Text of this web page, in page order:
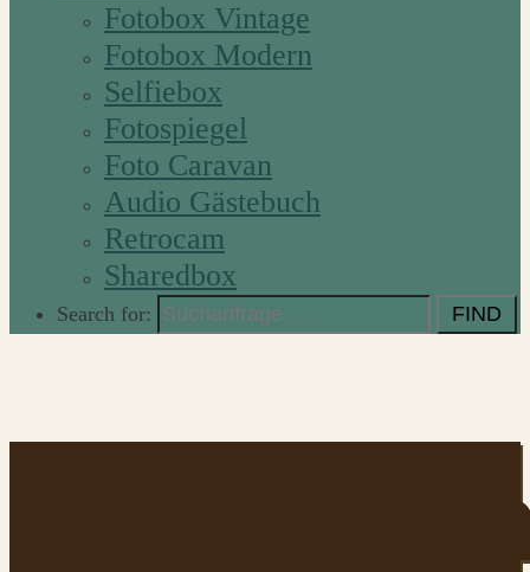
Fotobox Vintage
Fotobox Modern
Selfiebox
Fotospiegel
Foto Caravan
Audio Gästebuch
Retrocam
Sharedbox
Search for: